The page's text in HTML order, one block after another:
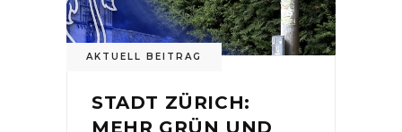
AKTUELL BEITRAG
STADT ZÜRICH:
MEHR GRÜN UND